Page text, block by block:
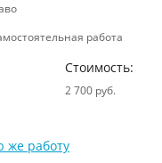
работа
Стоимость:
2 700 руб.
же работу